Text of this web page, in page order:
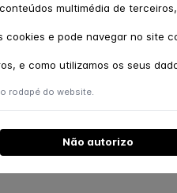
multimédia de terceiros,
e pode navegar no site
e como utilizamos os seus
rodapé do website.
Não autorizo